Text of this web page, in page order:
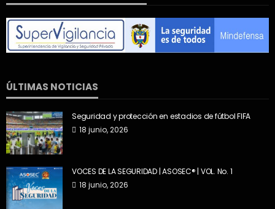
ÚLTIMAS NOTICIAS
Seguridad y protección en estadios de fútbol FIFA
18 junio, 2026
VOCES DE LA SEGURIDAD | ASOSEC® | VOL. No. 1
18 junio, 2026